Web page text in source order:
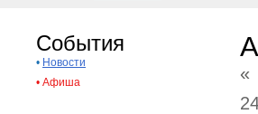
События
• Новости
• Афиша «